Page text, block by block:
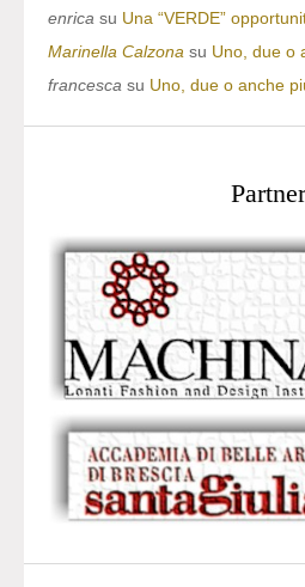
enrica su Una “VERDE”
Marinella Calzona su Uno, due o
francesca su Uno, due o anche
Partner